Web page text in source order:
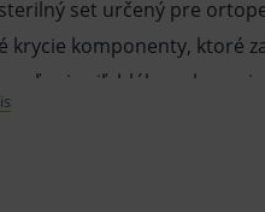
set určený pre
krycie komponenty, ktoré
aj priľahlého
bariérových textílií,